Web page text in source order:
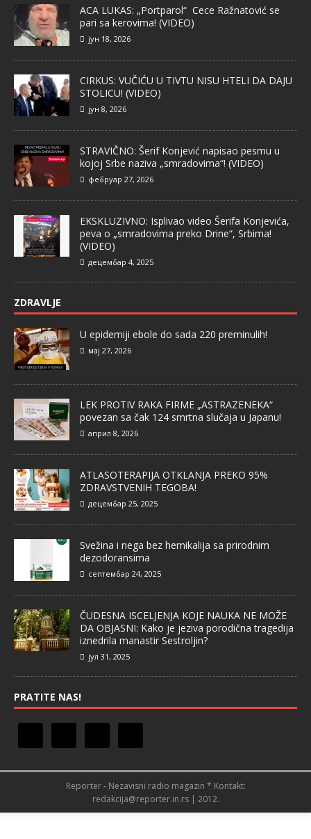
ACA LUKAS: „Portparol“ Cece Ražnatović se
pari sa kerovima! (VIDEO)
јун 18, 2026
CIRKUS: VUČIĆU U TIVTU NISU HTELI DA DAJU
STOLICU! (VIDEO)
јун 8, 2026
STRAVIČNO: Šerif Konjević napisao pesmu u
kojoj Srbe naziva „smradovima“! (VIDEO)
фебруар 27, 2026
EKSKLUZIVNO: Isplivao video Šerifa Konjevića,
peva o „smradovima preko Drine“, Srbima!
(VIDEO)
децембар 4, 2025
ZDRAVLJE
U epidemiji ebole do sada 220 preminulih!
мај 27, 2026
LEK PROTIV RAKA FIRME „ASTRAZENEKA“
povezan sa čak 124 smrtna slučaja u Japanu!
април 8, 2026
ATLASOTERAPIJA OTKLANJA PREKO 95%
ZDRAVSTVENIH TEGOBA!
децембар 25, 2025
Svežina i nega bez hemikalija sa prirodnim
dezodoransima
септембар 24, 2025
ČUDESNA ISCELJENJA KOJE NAUKA NE MOŽE
DA OBJASNI: Kako je jeziva porodična tragedija
iznedrila manastir Sestroljin?
јул 31, 2025
PRATITE NAS!
Reporter - Nezavisni radio magazin * Kontakt:
redakcija@reporter.in.rs | 2012.